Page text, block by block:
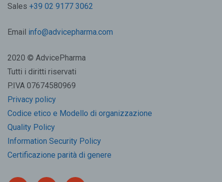
Sales +39 02 9177 3062
Email info@advicepharma.com
2020 © AdvicePharma
Tutti i diritti riservati
P.IVA 07674580969
Privacy policy
Codice etico e Modello di organizzazione
Quality Policy
Information Security Policy
Certificazione parità di genere